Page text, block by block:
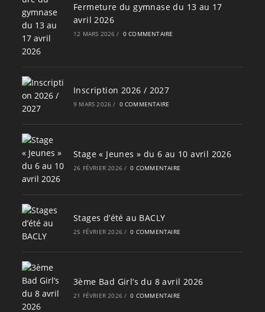
Fermeture du gymnase du 13 au 17
avril 2026
12 MARS 2026 / 0 COMMENTAIRE
Inscription 2026 / 2027
9 MARS 2026 / 0 COMMENTAIRE
Stage « Jeunes » du 6 au 10 avril 2026
26 FÉVRIER 2026 / 0 COMMENTAIRE
Stages d’été au BACLY
25 FÉVRIER 2026 / 0 COMMENTAIRE
3ème Bad Girl’s du 8 avril 2026
21 FÉVRIER 2026 / 0 COMMENTAIRE